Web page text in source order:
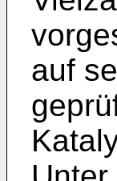
auf